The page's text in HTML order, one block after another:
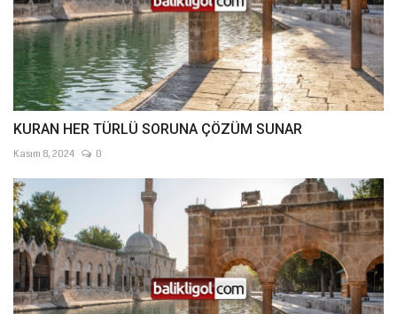
KURAN HER TÜRLÜ SORUNA ÇÖZÜM SUNAR
Kasım 8, 2024 0